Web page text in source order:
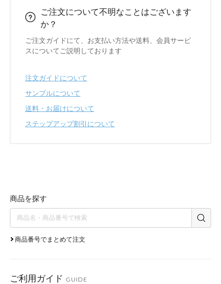
ご注文について不明なことはございます
か？
ご注文ガイドにて、お支払い方法や送料、会員サービ
スについてご説明しております
注文ガイドについて
サンプルについて
送料・お届けについて
ステップアップ割引について
商品を探す
商品番号でまとめて注文
ご利用ガイド GUIDE